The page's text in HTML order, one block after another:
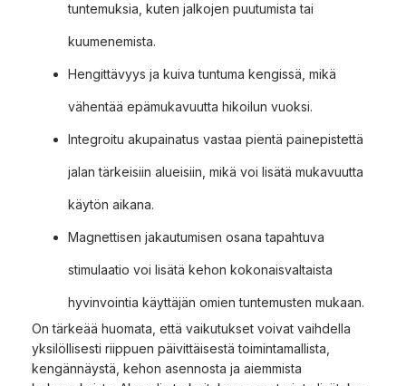
tuntemuksia, kuten jalkojen puutumista tai
kuumenemista.
Hengittävyys ja kuiva tuntuma kengissä, mikä
vähentää epämukavuutta hikoilun vuoksi.
Integroitu akupainatus vastaa pientä painepistettä
jalan tärkeisiin alueisiin, mikä voi lisätä mukavuutta
käytön aikana.
Magnettisen jakautumisen osana tapahtuva
stimulaatio voi lisätä kehon kokonaisvaltaista
hyvinvointia käyttäjän omien tuntemusten mukaan.
On tärkeää huomata, että vaikutukset voivat vaihdella
yksilöllisesti riippuen päivittäisestä toimintamallista,
kengännäystä, kehon asennosta ja aiemmista